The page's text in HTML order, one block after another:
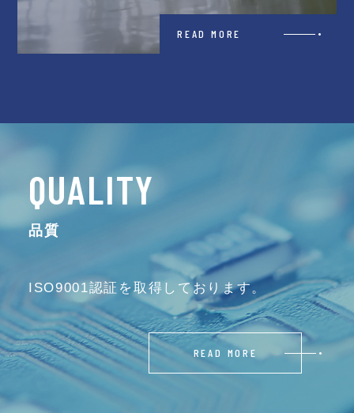
READ MORE
QUALITY
品質
ISO9001認証を取得しております。
READ MORE